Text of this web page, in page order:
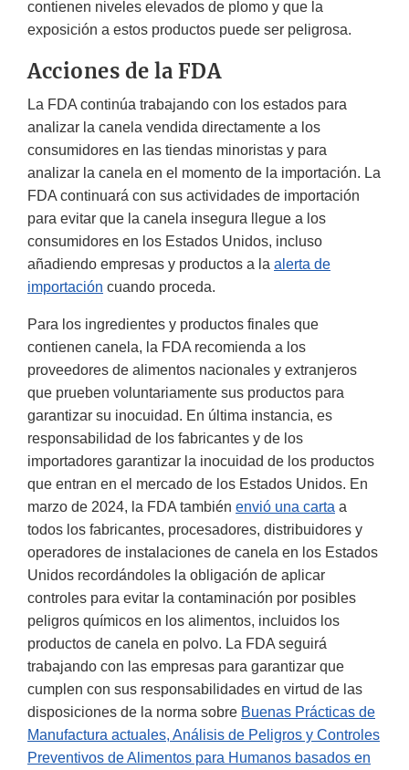
contienen niveles elevados de plomo y que la
exposición a estos productos puede ser peligrosa.
Acciones de la FDA
La FDA continúa trabajando con los estados para
analizar la canela vendida directamente a los
consumidores en las tiendas minoristas y para
analizar la canela en el momento de la importación. La
FDA continuará con sus actividades de importación
para evitar que la canela insegura llegue a los
consumidores en los Estados Unidos, incluso
añadiendo empresas y productos a la alerta de
importación cuando proceda.
Para los ingredientes y productos finales que
contienen canela, la FDA recomienda a los
proveedores de alimentos nacionales y extranjeros
que prueben voluntariamente sus productos para
garantizar su inocuidad. En última instancia, es
responsabilidad de los fabricantes y de los
importadores garantizar la inocuidad de los productos
que entran en el mercado de los Estados Unidos. En
marzo de 2024, la FDA también envió una carta a
todos los fabricantes, procesadores, distribuidores y
operadores de instalaciones de canela en los Estados
Unidos recordándoles la obligación de aplicar
controles para evitar la contaminación por posibles
peligros químicos en los alimentos, incluidos los
productos de canela en polvo. La FDA seguirá
trabajando con las empresas para garantizar que
cumplen con sus responsabilidades en virtud de las
disposiciones de la norma sobre Buenas Prácticas de
Manufactura actuales, Análisis de Peligros y Controles
Preventivos de Alimentos para Humanos basados en